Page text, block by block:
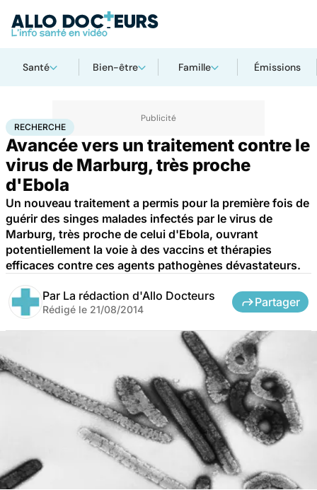
Santé Bien-être Famille Émissions
AccueilSantéMaladies Recherche
RECHERCHE
Avancée vers un traitement contre le
virus de Marburg, très proche
d'Ebola
Un nouveau traitement a permis pour la première fois de
guérir des singes malades infectés par le virus de
Marburg, très proche de celui d'Ebola, ouvrant
potentiellement la voie à des vaccins et thérapies
efficaces contre ces agents pathogènes dévastateurs.
Par La rédaction d'Allo Docteurs
Rédigé le 21/08/2014
Partager